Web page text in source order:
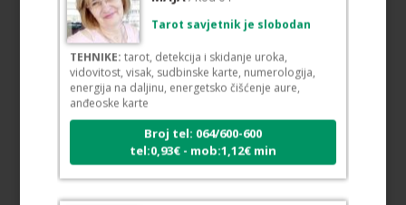
TEHNIKE:tarot, detekcija i skidanje uroka,
vidovitost, visak, sudbinske karte, numerologija,
energija na daljinu, energetsko čišćenje aure,
anđeoske karte
Broj tel: 064/600-600
tel:0,93€ - mob:1,12€ min